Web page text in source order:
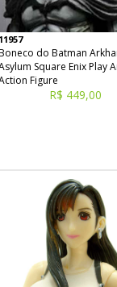
11957
do Batman
Square Enix Play
Figure
R$ 449,00